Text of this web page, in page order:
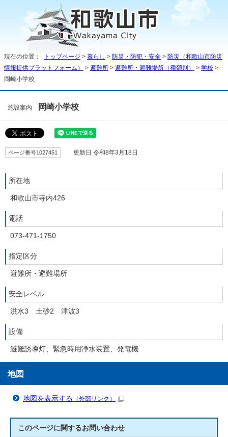
現在の位置： トップページ > 暮らし > 防災・防犯・安全 > 防災（和歌山市防災
情報提供プラットフォーム）
> 避難所 > 避難所・避難場所（種類別） > 学校 >
岡崎小学校
施設案内 岡崎小学校
ページ番号1027451 更新日 令和8年3月18日
所在地
和歌山市寺内426
電話
073-471-1750
指定区分
避難所・避難場所
安全レベル
洪水3 土砂2 津波3
設備
避難誘導灯、緊急時用浄水装置、発電機
地図
地図を表示する （外部リンク）
このページに関するお問い合わせ